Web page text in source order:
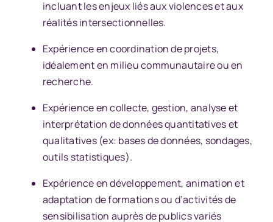
incluant les enjeux liés aux violences et aux
réalités intersectionnelles.
Expérience en coordination de projets,
idéalement en milieu communautaire ou en
recherche.
Expérience en collecte, gestion, analyse et
interprétation de données quantitatives et
qualitatives (ex: bases de données, sondages,
outils statistiques).
Expérience en développement, animation et
adaptation de formations ou d’activités de
sensibilisation auprès de publics variés